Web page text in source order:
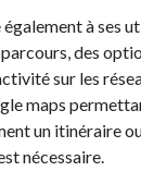
à ses
des
sur les
maps
un itinéraire
nécessaire.